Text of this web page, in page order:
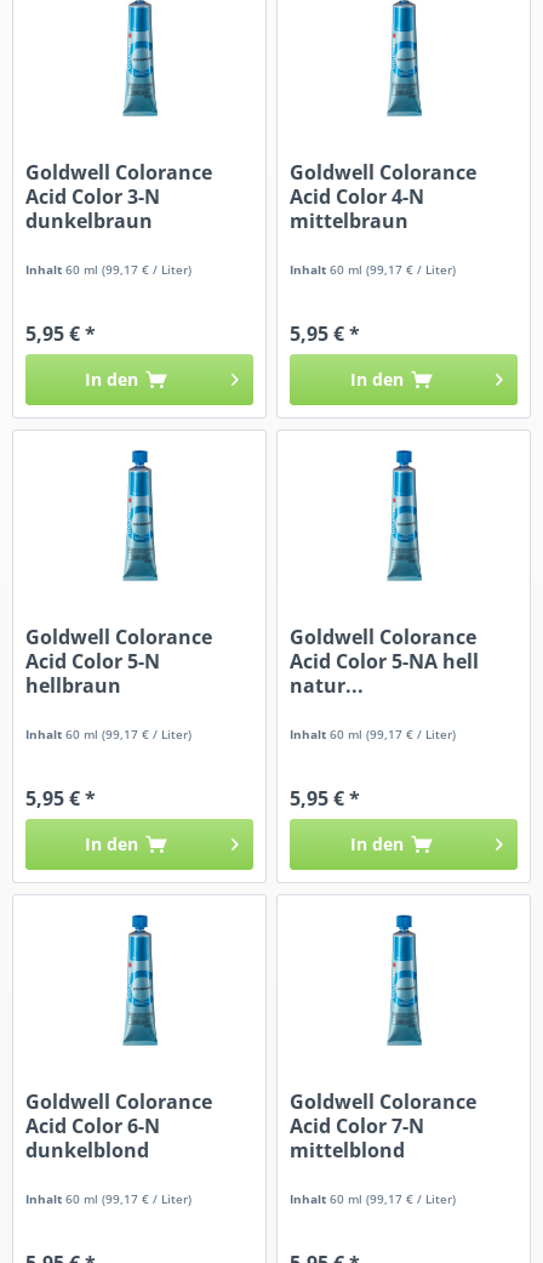
Goldwell Colorance
Acid Color 3-N
dunkelbraun
Inhalt60 ml(99,17 € / Liter)
5,95 € *
In den
Goldwell Colorance
Acid Color 4-N
mittelbraun
Inhalt60 ml(99,17 € / Liter)
5,95 € *
In den
Goldwell Colorance
Acid Color 5-N
hellbraun
Inhalt60 ml(99,17 € / Liter)
5,95 € *
In den
Goldwell Colorance
Acid Color 5-NA hell
natur...
Inhalt60 ml(99,17 € / Liter)
5,95 € *
In den
Goldwell Colorance
Acid Color 6-N
dunkelblond
Inhalt60 ml(99,17 € / Liter)
Goldwell Colorance
Acid Color 7-N
mittelblond
Inhalt60 ml(99,17 € / Liter)